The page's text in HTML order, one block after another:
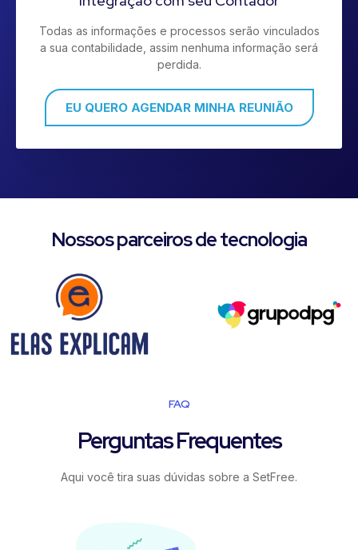
Todas as informações e processos serão vinculados
a sua contabilidade, assim nenhuma informação será
perdida.
EU QUERO AGENDAR MINHA REUNIÃO
Nossos parceiros de tecnologia
FAQ
Perguntas Frequentes
Aqui você tira suas dúvidas sobre a SetFree.